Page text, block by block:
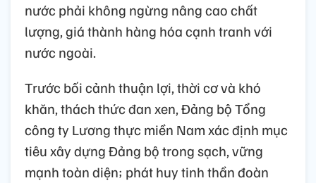
nước phải không ngừng nâng cao chất
lượng, giá thành hàng hóa cạnh tranh với
nước ngoài.
Trước bối cảnh thuận lợi, thời cơ và khó
khăn, thách thức đan xen, Đảng bộ Tổng
công ty Lương thực miền Nam xác định mục
tiêu xây dựng Đảng bộ trong sạch, vững
mạnh toàn diện; phát huy tinh thần đoàn